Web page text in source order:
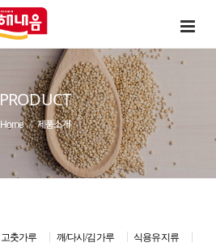
PRODUCT
Home 제품소개
고춧가루 깨/다시/김가루
식용유지류